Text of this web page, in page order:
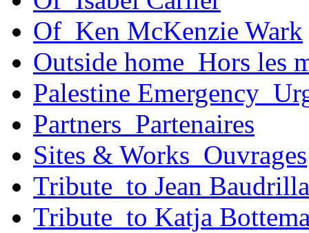
Of_Ken McKenzie Wark
Outside home_Hors les
Palestine
Partners_Partenaires
Sites & Works_Ouvrages
Tribute_to Jean
Tribute_to Katja